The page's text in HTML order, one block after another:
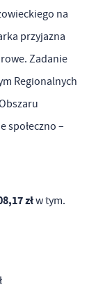
na
przyjazna
Zadanie
Regionalnych
społeczno –
złw tym.
częstotliwości,
nam na
są
zgody na
naszych
oraz Twoich
usług.